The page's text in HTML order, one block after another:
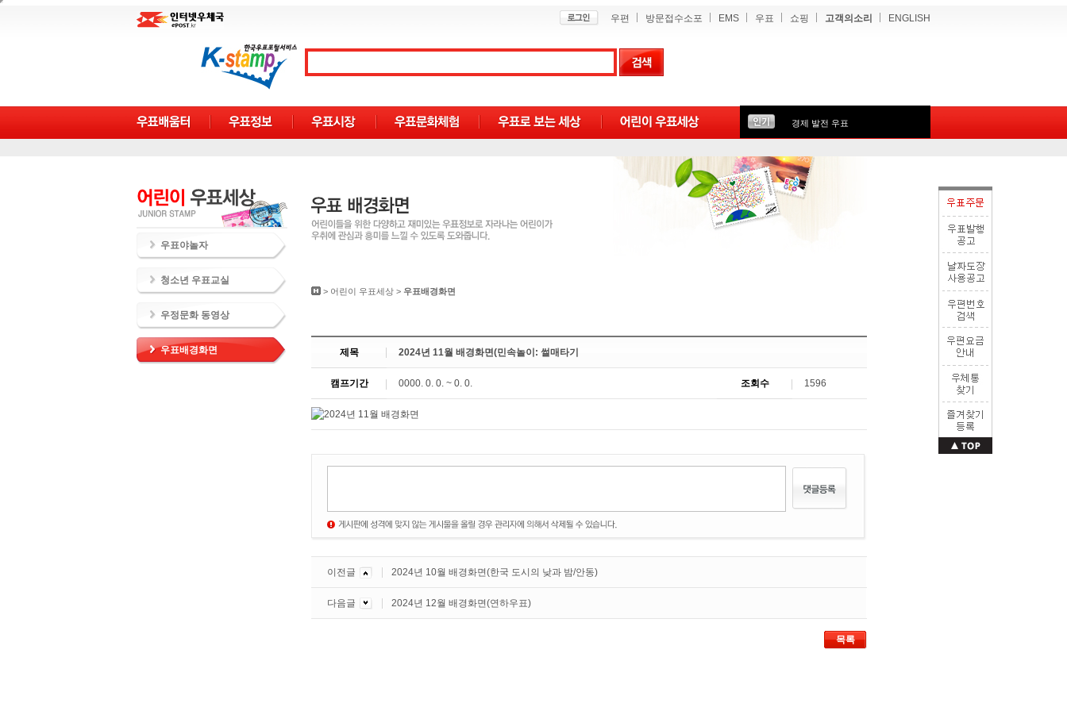
우편 방문접수소포 EMS 우표 쇼핑 고객의소리 ENGLISH
경제 발전 우표
우표야놀자
청소년 우표교실
우정문화 동영상
우표배경화면
> 어린이 우표세상 > 우표배경화면
제목 2024년 11월 배경화면(민속놀이: 썰매타기
캠프기간 0000. 0. 0. ~ 0. 0. 조회수 1596
이전글 2024년 10월 배경화면(한국 도시의 낮과 밤/안동)
다음글 2024년 12월 배경화면(연하우표)
목록